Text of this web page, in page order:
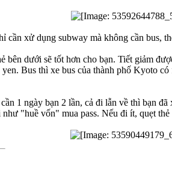
cần xử dụng subway mà không cần bus,
bên dưới sẽ tốt hơn cho bạn. Tiết giảm
Bus thì xe bus của thành phố Kyoto
1 ngày bạn 2 lần, cả đi lẫn về thì bạn
"huề vốn" mua pass. Nếu đi ít, quẹt